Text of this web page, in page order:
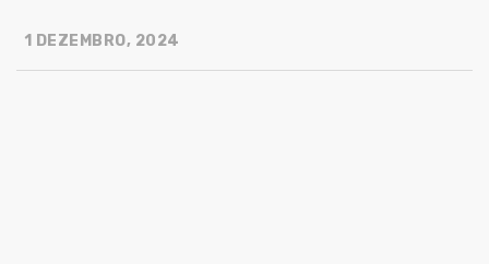
1 DEZEMBRO, 2024